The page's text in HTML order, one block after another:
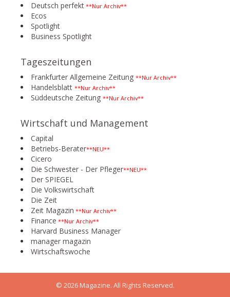
Deutsch perfekt **Nur Archiv**
Ecos
Spotlight
Business Spotlight
Tageszeitungen
Frankfurter Allgemeine Zeitung **Nur Archiv**
Handelsblatt **Nur Archiv**
Süddeutsche Zeitung **Nur Archiv**
Wirtschaft und Management
Capital
Betriebs-Berater**NEU**
Cicero
Die Schwester - Der Pfleger**NEU**
Der SPIEGEL
Die Volkswirtschaft
Die Zeit
Zeit Magazin **Nur Archiv**
Finance **Nur Archiv**
Harvard Business Manager
manager magazin
Wirtschaftswoche
© 2026 Magazine. All Rights Reserved.